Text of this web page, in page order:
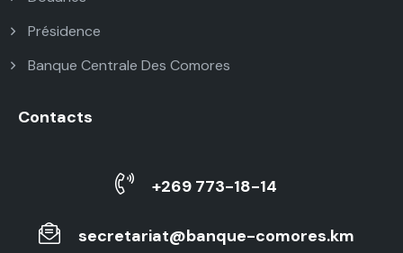
Présidence
Banque Centrale Des Comores
Contacts
+269 773-18-14
secretariat@banque-comores.km